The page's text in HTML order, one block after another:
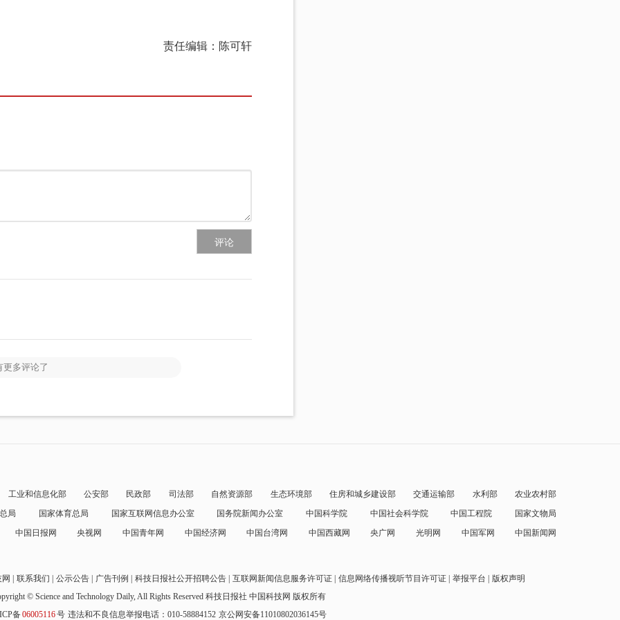
责任编辑：陈可轩
评论
更多评论了
工业和信息化部 公安部 民政部 司法部 自然资源部 生态环境部 住房和城乡建设部 交通运输部 水利部
农业农村部
局
国家体育总局 国家互联网信息办公室 国务院新闻办公室 中国科学院 中国社会科学院 中国工程院
国家文物局
中国日报网
央视网 中国青年网 中国经济网 中国台湾网 中国西藏网 央广网 光明网 中国军网 中国新闻网
联系我们 公示公告 广告刊例 科技日报社公开招聘公告 互联网新闻信息服务许可证 信息网络传播视听节目许可证 举报平台
版权声明
© Science and Technology Daily, All Rights Reserved 科技日报社 中国科技网 版权所有
备06005116号 违法和不良信息举报电话：010-58884152 京公网安备11010802036145号